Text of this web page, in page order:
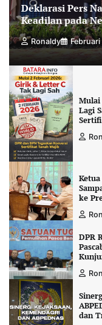
Deklarasi Pers
Keadilan pada
Ronaldy
Mulai
Lagi
ke
DPR
dan